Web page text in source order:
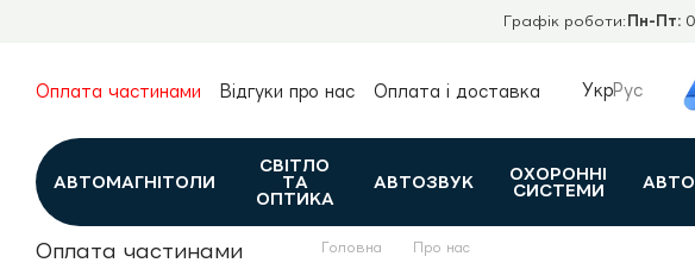
Графік роботи: Пн-Пт:
Оплата частинами Відгуки про нас
Оплата і доставка
Контакти
Каталог
УкрРус
АВТОМАГНІТОЛИ
СВІТЛО
ТА
ОПТИКА
АВТОЗВУК
ОХОРОННІ
СИСТЕМИ
Головна Про нас
Оплата частинами